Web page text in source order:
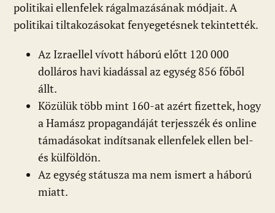
politikai ellenfelek rágalmazásának módjait. A
politikai tiltakozásokat fenyegetésnek tekintették.
Az Izraellel vívott háború előtt 120 000
dolláros havi kiadással az egység 856 főből
állt.
Közülük több mint 160-at azért fizettek, hogy
a Hamász propagandáját terjesszék és online
támadásokat indítsanak ellenfelek ellen bel-
és külföldön.
Az egység státusza ma nem ismert a háború
miatt.